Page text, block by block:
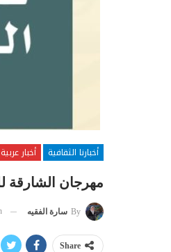
أخبارنا الثقافية
أخبار عربية
مهرجان الشارقة
By سارة الفقيه
Share